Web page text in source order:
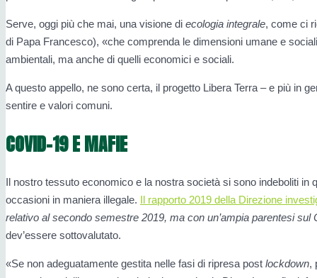
Serve, oggi più che mai, una visione di ecologia integrale, come ci
di Papa Francesco), «che comprenda le dimensioni umane e
ambientali, ma anche di quelli economici e sociali.
A questo appello, ne sono certa, il progetto Libera Terra – e più in
sentire e valori comuni.
COVID-19 E MAFIE
Il nostro tessuto economico e la nostra società si sono indeboliti in
occasioni in maniera illegale. Il rapporto 2019 della Direzione
relativo al secondo semestre 2019, ma con un’ampia parentesi sul
dev’essere sottovalutato.
«Se non adeguatamente gestita nelle fasi di ripresa post lockdown,